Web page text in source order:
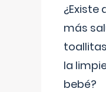
¿Existe
más
la
bebé?